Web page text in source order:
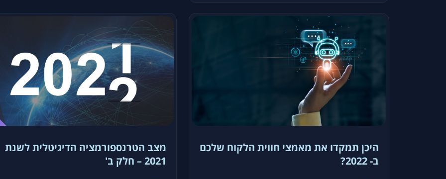
היכן תמקדו את מאמצי חווית הלקוח שלכם
ב- 2022?
מצב הטרנספורמציה הדיגיטלית לשנת
2021 – חלק ב'